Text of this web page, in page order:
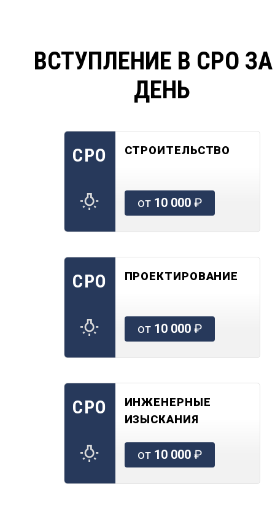
ВСТУПЛЕНИЕ В СРО
ДЕНЬ
СРО СТРОИТЕЛЬСТВО
от 10 000₽
СРО ПРОЕКТИРОВАНИЕ
от 10 000₽
СРО
ИНЖЕНЕРНЫЕ
ИЗЫСКАНИЯ
от 10 000₽